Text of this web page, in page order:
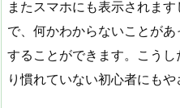
またスマホにも表示されま
で、何かわからないことが
することができます。こう
り慣れていない初心者にもや